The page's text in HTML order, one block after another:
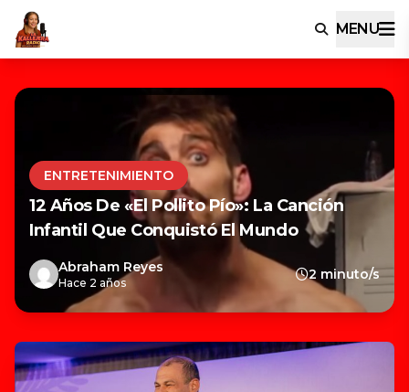
MENU
ENTRETENIMIENTO
12 Años De «El Pollito Pío»: La Canción
Infantil Que Conquistó El Mundo
Abraham Reyes
Hace 2 años
2 minuto/s